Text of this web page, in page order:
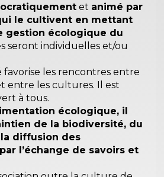
et animé par
le cultivent en mettant
gestion écologique du
seront individuelles et/ou
favorise les rencontres entre
entre les cultures. Il est
à tous.
écologique, il
de la biodiversité, du
diffusion des
l’échange de savoirs et